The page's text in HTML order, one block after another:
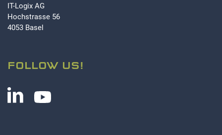
IT-Logix AG
Hochstrasse 56
4053 Basel
FOLLOW US!